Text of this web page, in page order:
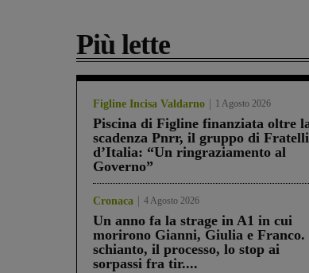
Più lette
Figline Incisa Valdarno 1 Agosto 2026
Piscina di Figline finanziata oltre
scadenza Pnrr, il gruppo di Fratelli
d’Italia: “Un ringraziamento al
Governo”
Cronaca 4 Agosto 2026
Un anno fa la strage in A1 in cui
morirono Gianni, Giulia e Franco.
schianto, il processo, lo stop ai
sorpassi fra tir....